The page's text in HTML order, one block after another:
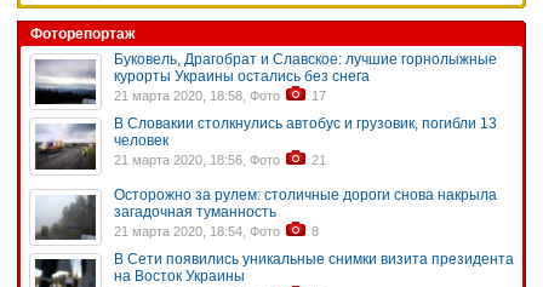
Фоторепортаж
Буковель, Драгобрат и Славское: лучшие горнолыжные
курорты Украины остались без снега
21 марта 2020, 18:58, Фото 17
В Словакии столкнулись автобус и грузовик, погибли 13
человек
21 марта 2020, 18:56, Фото 21
Осторожно за рулем: столичные дороги снова накрыла
загадочная туманность
21 марта 2020, 18:54, Фото 8
В Сети появились уникальные снимки визита президента
на Восток Украины